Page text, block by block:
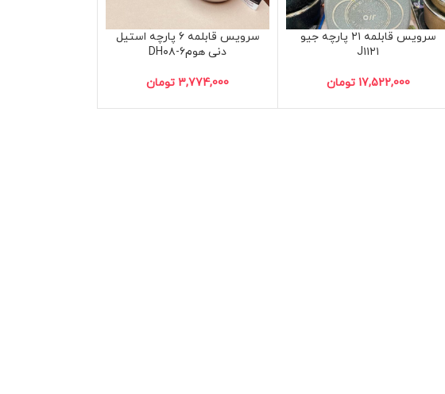
سرویس قابلمه ۲۱ پارچه جیو
J۱۱۲۱
17,522,000 تومان
سرویس قابلمه ۶ پارچه استیل
دنی هومDH۰۸-۶
3,774,000 تومان